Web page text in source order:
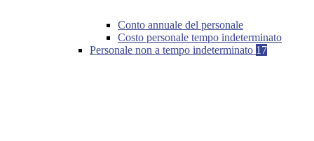
Conto annuale del personale
Costo personale tempo indeterminato
Personale non a tempo indeterminato 17